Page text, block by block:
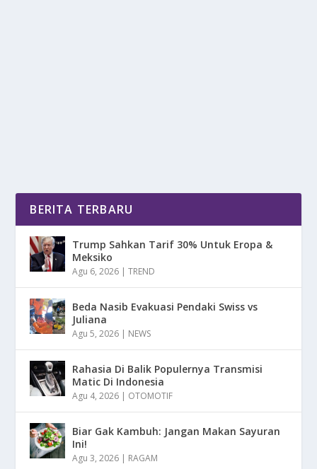
BERITA TERBARU
Trump Sahkan Tarif 30% Untuk Eropa &
Meksiko
Agu 6, 2026 |TREND
Beda Nasib Evakuasi Pendaki Swiss vs
Juliana
Agu 5, 2026 | NEWS
Rahasia Di Balik Populernya Transmisi
Matic Di Indonesia
Agu 4, 2026 | OTOMOTIF
Biar Gak Kambuh: Jangan Makan Sayuran
Ini!
Agu 3, 2026 | RAGAM